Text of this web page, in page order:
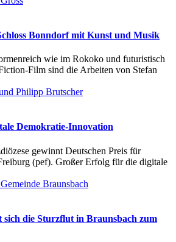
Bonndorf mit Kunst und Musik
wie im Rokoko und futuristisch
Film sind die Arbeiten von Stefan
Demokratie-Innovation
gewinnt Deutschen Preis für
(pef). Großer Erfolg für die digitale
sich die Sturzflut in Braunsbach zum